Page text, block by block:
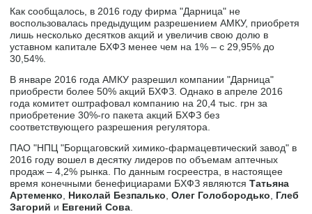
Как сообщалось, в 2016 году фирма "Дарница" не
воспользовалась предыдущим разрешением АМКУ, приобретя
лишь несколько десятков акций и увеличив свою долю в
уставном капитале БХФЗ менее чем на 1% – с 29,95% до
30,54%.
В январе 2016 года АМКУ разрешил компании "Дарница"
приобрести более 50% акций БХФЗ. Однако в апреле 2016
года комитет оштрафовал компанию на 20,4 тыс. грн за
приобретение 30%-го пакета акций БХФЗ без
соответствующего разрешения регулятора.
ПАО "НПЦ "Борщаговский химико-фармацевтический завод" в
2016 году вошел в десятку лидеров по объемам аптечных
продаж – 4,2% рынка. По данным госреестра, в настоящее
время конечными бенефициарами БХФЗ являютсяТатьяна
Артеменко, Николай Безпалько,Олег Голобородько, Глеб
Загорий и Евгений Сова.